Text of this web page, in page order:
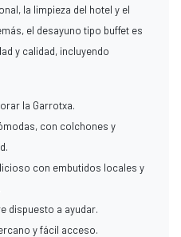
la limpieza del hotel y el
el desayuno tipo buffet es
y calidad, incluyendo
la Garrotxa.
con colchones y
con embutidos locales y
dispuesto a ayudar.
y fácil acceso.